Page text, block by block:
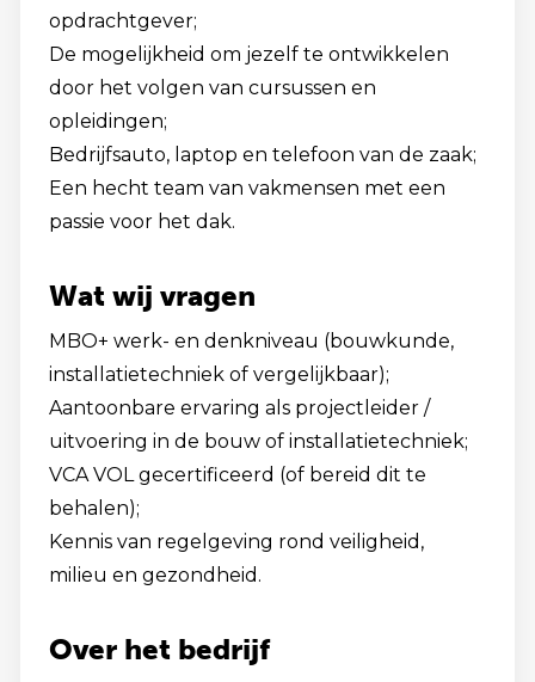
opdrachtgever;
De mogelijkheid om jezelf te ontwikkelen
door het volgen van cursussen en
opleidingen;
Bedrijfsauto, laptop en telefoon van de zaak;
Een hecht team van vakmensen met een
passie voor het dak.
Wat wij vragen
MBO+ werk- en denkniveau (bouwkunde,
installatietechniek of vergelijkbaar);
Aantoonbare ervaring als projectleider /
uitvoering in de bouw of installatietechniek;
VCA VOL gecertificeerd (of bereid dit te
behalen);
Kennis van regelgeving rond veiligheid,
milieu en gezondheid.
Over het bedrijf